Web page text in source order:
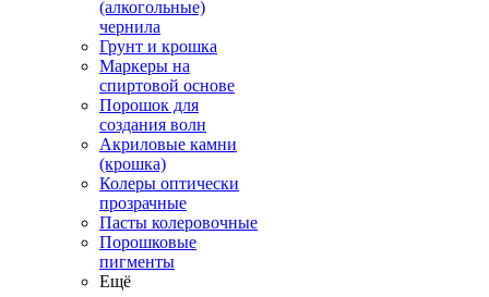
(алкогольные)
чернила
Грунт и крошка
Маркеры на
спиртовой основе
Порошок для
создания волн
Акриловые камни
(крошка)
Колеры оптически
прозрачные
Пасты колеровочные
Порошковые
пигменты
Ещё